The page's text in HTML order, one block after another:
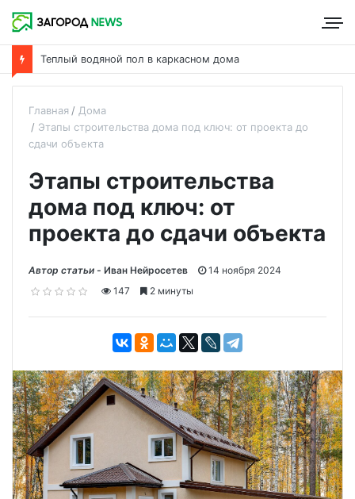
Теплый водяной пол в каркасном дома
Главная
Дома
Этапы строительства дома под ключ: от проекта до
сдачи объекта
Этапы строительства
дома под ключ: от
проекта до сдачи объекта
Автор статьи - Иван Нейросетев
14 ноября 2024
147
2 минуты